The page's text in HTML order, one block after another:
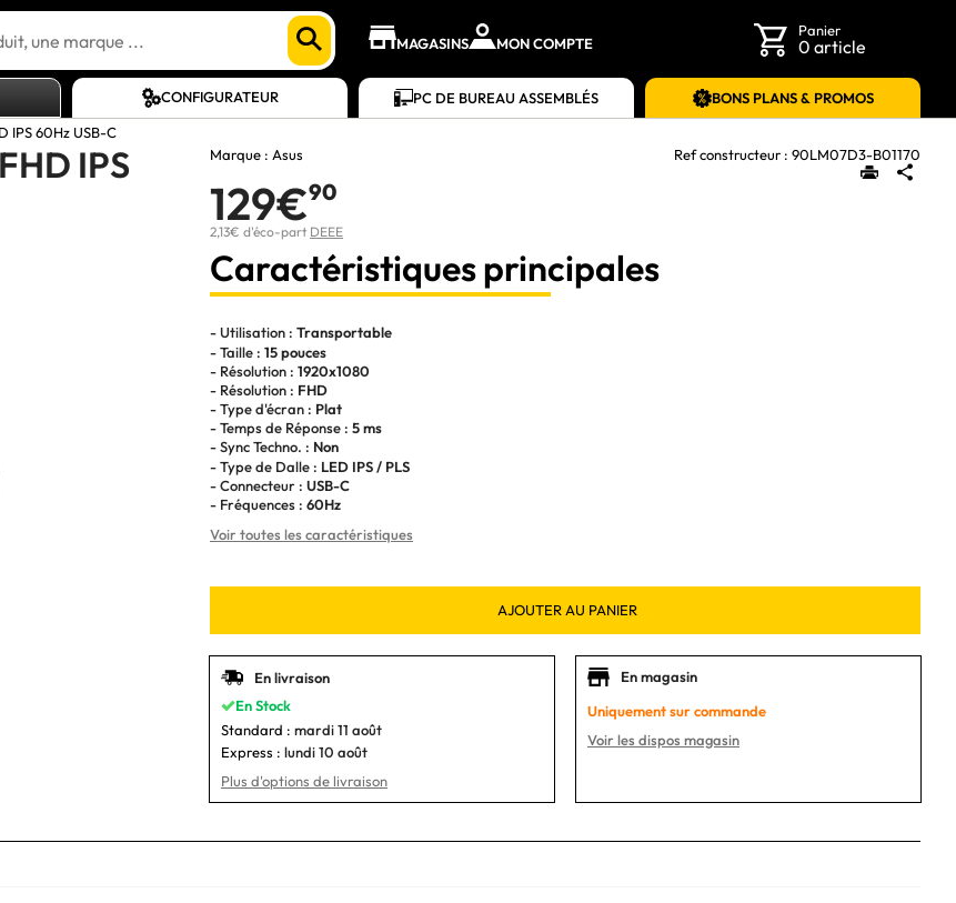
MAGASINS MON COMPTE
Panier
0 article
CONFIGURATEUR PC DE BUREAU ASSEMBLÉS
BONS PLANS & PROMOS
IPS 60Hz USB-C
IPS
Marque : Asus Ref constructeur : 90LM07D3-B01170
129€90
2,13€ d'éco-part DEEE
Caractéristiques principales
- Utilisation : Transportable
- Taille : 15 pouces
- Résolution : 1920x1080
- Résolution : FHD
- Type d'écran : Plat
- Temps de Réponse : 5 ms
- Sync Techno. : Non
- Type de Dalle : LED IPS / PLS
- Connecteur : USB-C
- Fréquences : 60Hz
Voir toutes les caractéristiques
AJOUTER AU PANIER
En livraison
En Stock
Standard : mardi 11 août
Express : lundi 10 août
Plus d'options de livraison
En magasin
Uniquement sur commande
Voir les dispos magasin